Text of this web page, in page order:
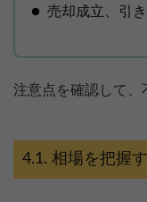
売却成立、引
注意点を確認して、
相場を把握